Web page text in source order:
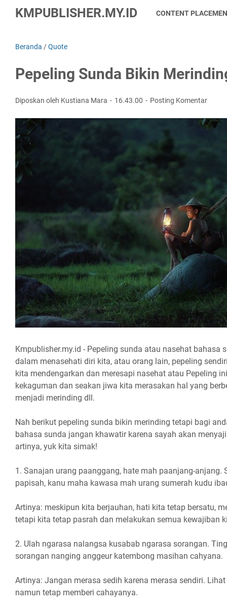
KMPUBLISHER.MY.ID CONTENT
Beranda /Quote
Pepeling Sunda Bikin
Diposkan oleh Kustiana Mara 16.43.00 Posting Komentar
Kmpublisher.my.id - Pepeling sunda atau nasehat bahasa
dalam menasehati diri kita, atau orang lain, pepeling
kita mendengarkan dan meresapi nasehat atau Pepeling
kekaguman dan seakan jiwa kita merasakan hal yang
menjadi merinding dll.
Nah berikut pepeling sunda bikin merinding tetapi bagi
bahasa sunda jangan khawatir karena sayah akan
artinya, yuk kita simak!
1. Sanajan urang paanggang, hate mah paanjang-anjang.
papisah, kanu maha kawasa mah urang sumerah kudu
Artinya: meskipun kita berjauhan, hati kita tetap bersatu,
tetapi kita tetap pasrah dan melakukan semua kewajiban
2. Ulah ngarasa nalangsa kusabab ngarasa sorangan.
sorangan nanging anggeur katembong masihan cahyana.
Artinya: Jangan merasa sedih karena merasa sendiri.
namun tetap memberi cahayanya.